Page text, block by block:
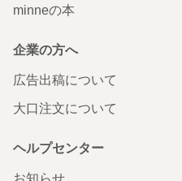
minneの本
企業の方へ
広告出稿について
大口注文について
ヘルプセンター
お知らせ